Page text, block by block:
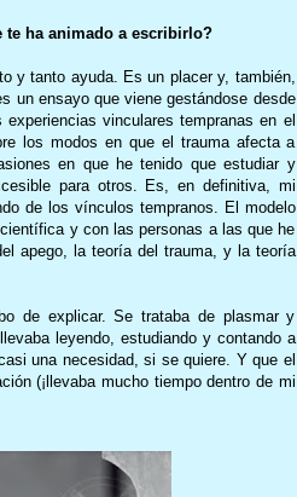
te ha animado a escribirlo?
y tanto ayuda. Es un placer y, también,
un ensayo que viene gestándose desde
vinculares tempranas en el
los modos en que el trauma afecta a
en que he tenido que estudiar y
para otros. Es, en definitiva, mi
de los vínculos tempranos. El modelo
y con las personas a las que he
apego, la teoría del trauma, y la teoría
de explicar. Se trataba de plasmar y
leyendo, estudiando y contando a
una necesidad, si se quiere. Y que el
(¡llevaba mucho tiempo dentro de mi